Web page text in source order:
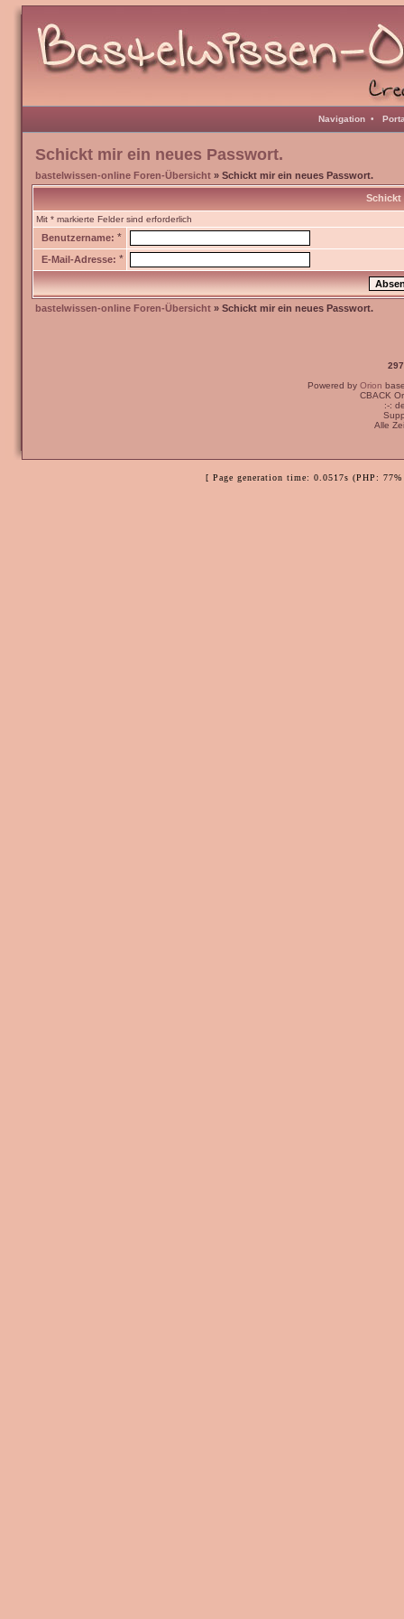
Navigation •
Schickt mir ein neues Passwort.
bastelwissen-online Foren-Übersicht » Schickt mir ein neues Passwort.
Schickt
Mit * markierte Felder sind erforderlich
Benutzername: *
E-Mail-Adresse: *
bastelwissen-online Foren-Übersicht » Schickt mir ein neues Passwort.
Powered by Orion
CBACK
:-:
Alle
[ Page generation time: 0.0517s (PHP: